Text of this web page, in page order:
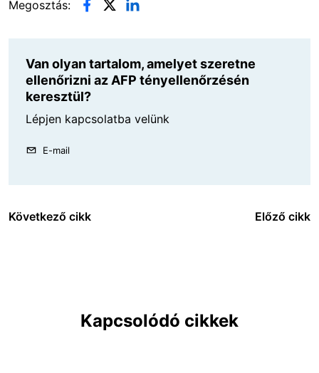
Megosztás:
Van olyan tartalom, amelyet szeretne
ellenőrizni az AFP tényellenőrzésén
keresztül?
Lépjen kapcsolatba velünk
E-mail
Következő cikk Előző cikk
Kapcsolódó cikkek